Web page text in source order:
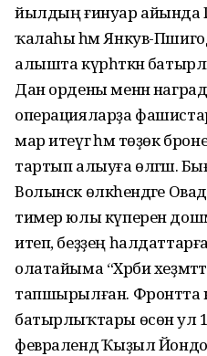
йылдың ғинуар
ҡалаһы һәм Янкув-
алышта күрһәткән
Дан ордены менән
операцияларҙа
мар итеүгә һәм төҙөк
тартып алыуға өлгәшә.
Волынск өлкәһендәге
тимер юлы күперен
итеп, беҙҙең
олатайыма “Хәрби
тапшырылған. Фронтта
батырлыҡтары өсөн ул
февралендә Ҡыҙыл